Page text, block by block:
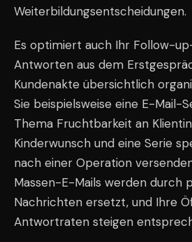
Weiterbildungsentscheidungen.
Es optimiert auch Ihr Follow-
Antworten aus dem
Kundenakte übersichtlich
Sie beispielsweise eine E-Mail-
Thema Fruchtbarkeit an
Kinderwunsch und eine Serie
nach einer Operation
Massen-E-Mails werden durch
Nachrichten ersetzt, und Ihre
Antwortraten steigen